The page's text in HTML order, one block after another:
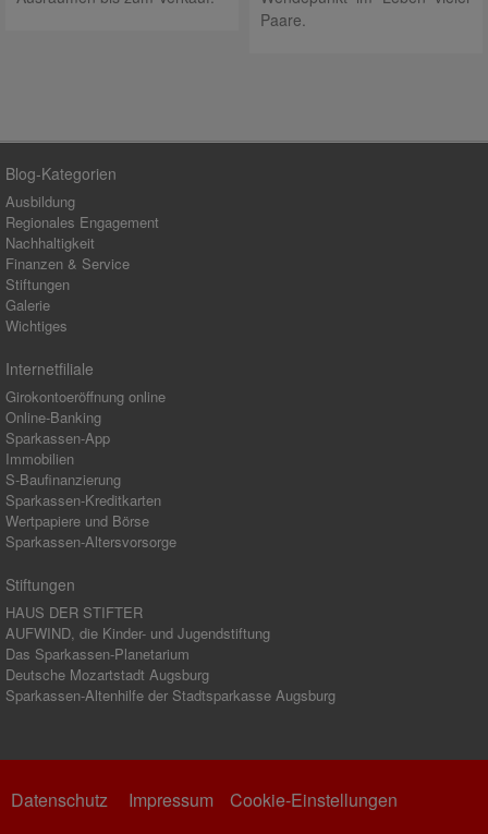
Paare.
Blog-Kategorien
Ausbildung
Regionales Engagement
Nachhaltigkeit
Finanzen & Service
Stiftungen
Galerie
Wichtiges
Internetfiliale
Girokontoeröffnung online
Online-Banking
Sparkassen-App
Immobilien
S-Baufinanzierung
Sparkassen-Kreditkarten
Wertpapiere und Börse
Sparkassen-Altersvorsorge
Stiftungen
HAUS DER STIFTER
AUFWIND, die Kinder- und Jugendstiftung
Das Sparkassen-Planetarium
Deutsche Mozartstadt Augsburg
Sparkassen-Altenhilfe der Stadtsparkasse Augsburg
Datenschutz Impressum Cookie-Einstellungen